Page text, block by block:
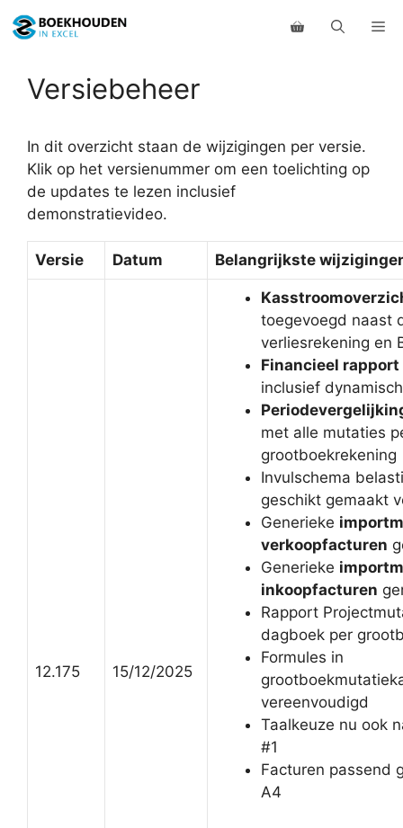
naar
inhoudVersiebeheer
In dit overzicht staan de wijzigingen per versie.
Klik op het versienummer om een toelichting op
de updates te lezen inclusief
demonstratievideo.
Versie Datum Belangrijkste
12.175 15/12/2025
toegevoegd naast
verliesrekening en
Financieel rapport
inclusief
met alle mutaties
grootboekrekening
Invulschema
geschikt gemaakt
Generieke
verkoopfacturen
Generieke
inkoopfacturen
Rapport
dagboek per
Formules in
vereenvoudigd
Taalkeuze nu ook
#1
Facturen passend
A4